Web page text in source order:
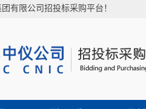
有限公司招投标采购平台！